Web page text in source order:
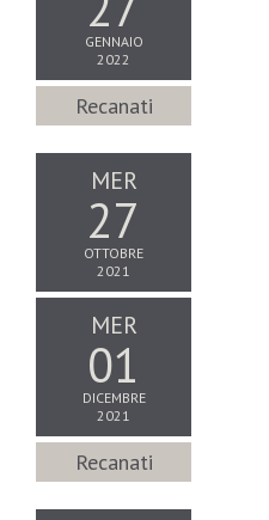
GENNAIO
2022
Recanati
MER
27
OTTOBRE
2021
MER
01
DICEMBRE
2021
Recanati